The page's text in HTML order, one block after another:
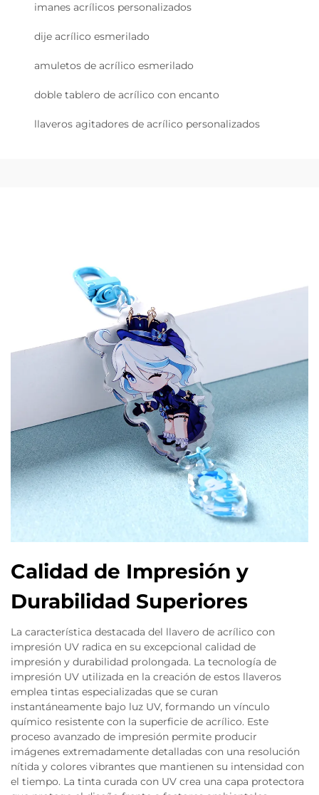
imanes acrílicos personalizados
dije acrílico esmerilado
amuletos de acrílico esmerilado
doble tablero de acrílico con encanto
llaveros agitadores de acrílico personalizados
Calidad de Impresión y
Durabilidad Superiores
La característica destacada del llavero de acrílico con
impresión UV radica en su excepcional calidad de
impresión y durabilidad prolongada. La tecnología de
impresión UV utilizada en la creación de estos llaveros
emplea tintas especializadas que se curan
instantáneamente bajo luz UV, formando un vínculo
químico resistente con la superficie de acrílico. Este
proceso avanzado de impresión permite producir
imágenes extremadamente detalladas con una resolución
nítida y colores vibrantes que mantienen su intensidad con
el tiempo. La tinta curada con UV crea una capa protectora